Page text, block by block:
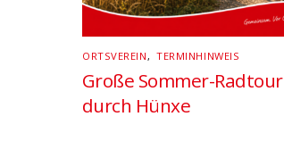
ORTSVEREIN , TERMINHINWEIS
Große Sommer-Radtour
durch Hünxe